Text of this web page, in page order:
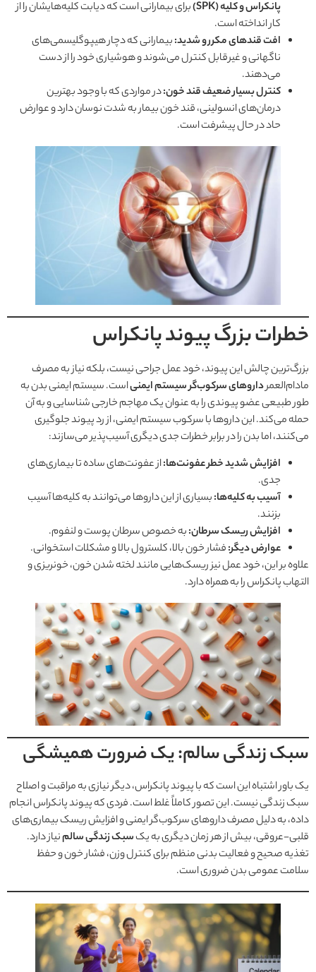
پانکراس و کلیه (SPK)
برای بیمارانی است که دیابت کلیه‌هایشان را از
کار انداخته است.
افت قندهای مکرر و شدید:بیمارانی که دچار هیپوگلیسمی‌های
ناگهانی و غیرقابل کنترل می‌شوند و هوشیاری خود را از دست
می‌دهند.
کنترل بسیار ضعیف قند خون:در مواردی که با وجود بهترین
درمان‌های انسولینی، قند خون بیمار به شدت نوسان دارد و عوارض
حاد در حال پیشرفت است.
خطرات بزرگ پیوند پانکراس
بزرگ‌ترین چالش این پیوند، خود عمل جراحی نیست، بلکه نیاز به مصرف
مادام‌العمرداروهای سرکوب‌گر سیستم ایمنیاست. سیستم ایمنی بدن به
طور طبیعی عضو پیوندی را به عنوان یک مهاجم خارجی شناسایی و به آن
حمله می‌کند. این داروها با سرکوب سیستم ایمنی، از رد پیوند جلوگیری
می‌کنند، اما بدن را در برابر خطرات جدی دیگری آسیب‌پذیر می‌سازند:
افزایش شدید خطر عفونت‌ها:از عفونت‌های ساده تا بیماری‌های
جدی.
آسیب به کلیه‌ها:بسیاری از این داروها می‌توانند به کلیه‌ها آسیب
بزنند.
افزایش ریسک سرطان:به خصوص سرطان پوست و لنفوم.
عوارض دیگر:فشار خون بالا، کلسترول بالا و مشکلات استخوانی.
علاوه بر این، خود عمل نیز ریسک‌هایی مانند لخته شدن خون، خونریزی و
التهاب پانکراس را به همراه دارد.
سبک زندگی سالم: یک ضرورت همیشگی
یک باور اشتباه این است که با پیوند پانکراس، دیگر نیازی به مراقبت و اصلاح
سبک زندگی نیست. این تصور کاملاً غلط است. فردی که پیوند پانکراس انجام
داده، به دلیل مصرف داروهای سرکوب‌گر ایمنی و افزایش ریسک بیماری‌های
قلبی-عروقی، بیش از هر زمان دیگری به یکسبک زندگی سالمنیاز دارد.
تغذیه صحیح و فعالیت بدنی منظم برای کنترل وزن، فشار خون و حفظ
سلامت عمومی بدن ضروری است.